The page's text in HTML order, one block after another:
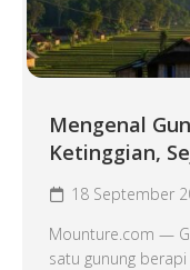
Mengenal
Ketinggian,
18 September
Mounture.com —
satu gunung